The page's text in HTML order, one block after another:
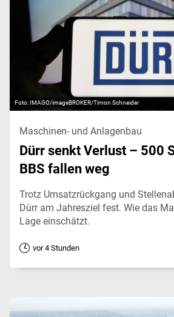
IMAGO/imageBROKER/Timon Schneider
Maschinen- und Anlagenbau
Dürr senkt Verlust – 500
BBS fallen weg
Trotz Umsatzrückgang und
Dürr am Jahresziel fest. Wie das
Lage einschätzt.
vor 4 Stunden